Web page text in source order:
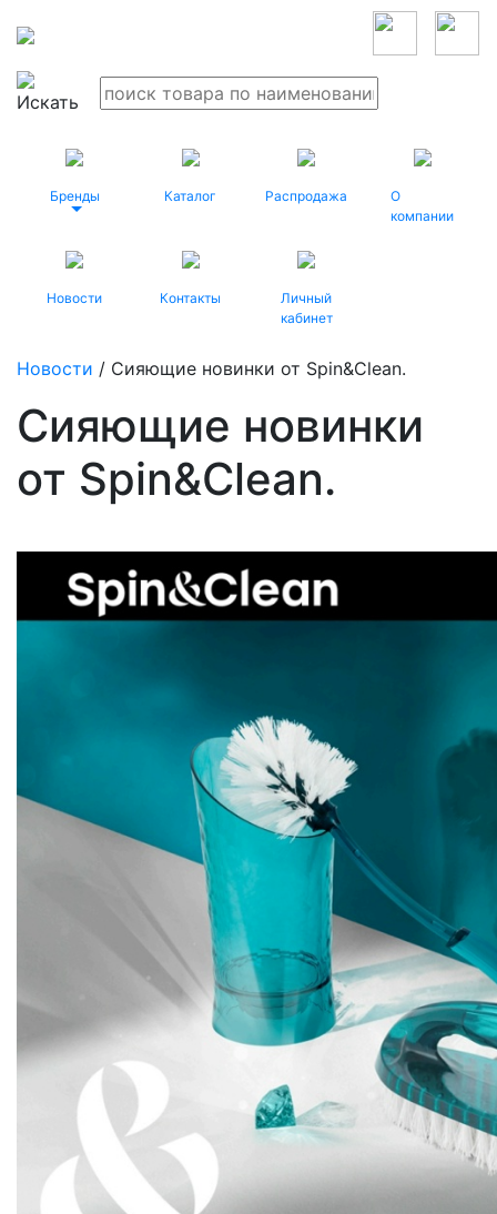
Бренды Каталог Распродажа
О
компании
Новости Контакты
Личный
кабинет
Новости / Сияющие новинки от Spin&Clean.
Сияющие новинки
от Spin&Clean.